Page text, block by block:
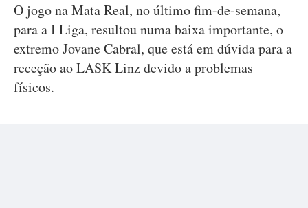
O jogo na Mata Real, no último fim-de-semana,
para a I Liga, resultou numa baixa importante, o
extremo Jovane Cabral, que está em dúvida para a
receção ao LASK Linz devido a problemas
físicos.